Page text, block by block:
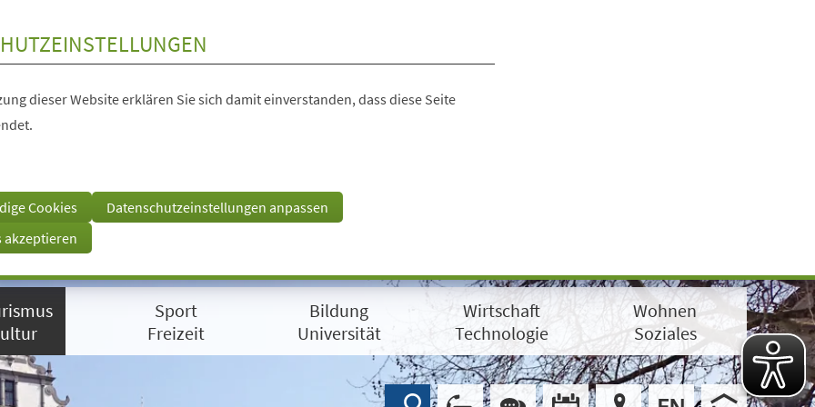
dieser Website erklären Sie sich damit einverstanden, dass diese Seite
Cookies
Datenschutzeinstellungen anpassen
akzeptieren
Sport
Freizeit
Bildung
Universität
Wirtschaft
Technologie
Wohnen
Soziales